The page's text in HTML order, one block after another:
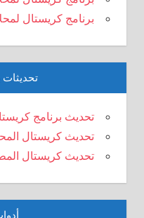
برنامج كريستال
تحديث برنامج
تحديث كريستال
تحديث كريستال